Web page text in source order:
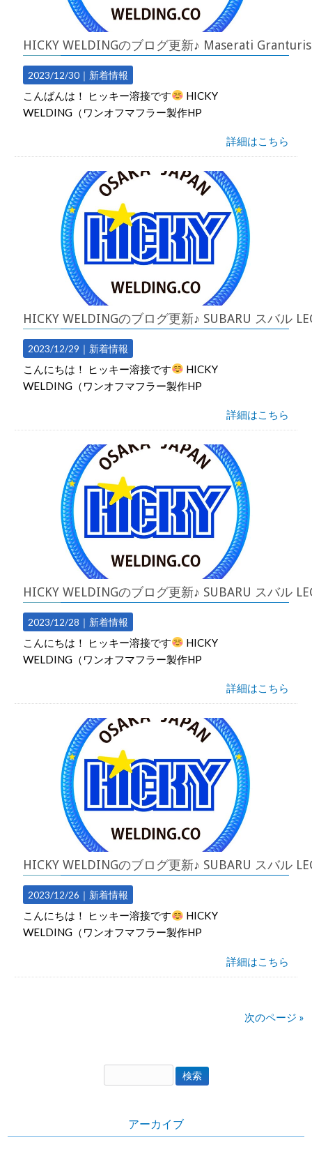
HICKY WELDINGのブログ更新♪ Maserati
2023/12/30｜ 新着情報
こんばんは！ ヒッキー溶接です
HICKY
WELDING（ワンオフマフラー製作HP
詳細はこちら
HICKY WELDINGのブログ更新♪ SUBARU スバル
2023/12/29｜ 新着情報
こんにちは！ ヒッキー溶接です
HICKY
WELDING（ワンオフマフラー製作HP
詳細はこちら
HICKY WELDINGのブログ更新♪ SUBARU スバル
2023/12/28｜ 新着情報
こんにちは！ ヒッキー溶接です
HICKY
WELDING（ワンオフマフラー製作HP
詳細はこちら
HICKY WELDINGのブログ更新♪ SUBARU スバル
2023/12/26｜ 新着情報
こんにちは！ ヒッキー溶接です
HICKY
WELDING（ワンオフマフラー製作HP
詳細はこちら
次のページ »
アーカイブ